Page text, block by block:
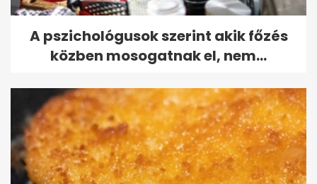
A pszichológusok szerint akik főzés
közben mosogatnak el, nem...